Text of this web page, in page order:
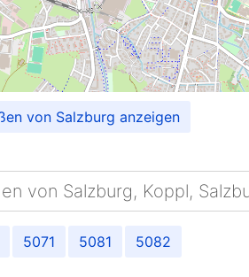
von Salzburg anzeigen
von Salzburg, Koppl,
5071 5081 5082